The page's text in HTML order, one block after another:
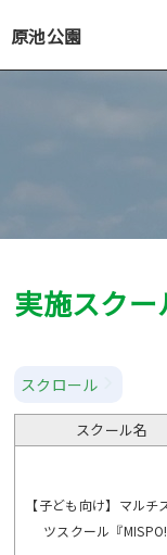
原池公園
実施スクー
スクロール
スクール名
【子ども向け】マルチ
ツスクール『MISPO!